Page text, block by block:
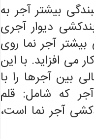
بیشتر آجر به
دیوار آجری
آجر نما روی
می افزاید. با این
بین آجرها را با
آجر که شامل: قلم
آجر نما است،